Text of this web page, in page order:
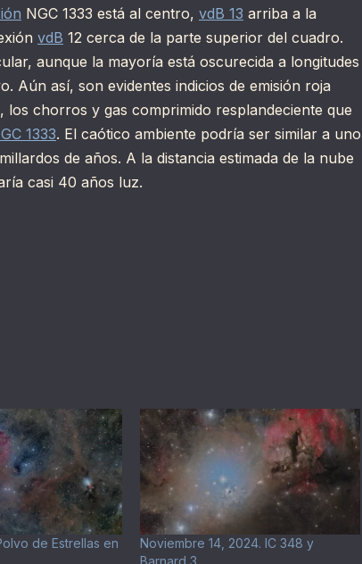
NGC 1333 está al centro, vdB 13 arriba a la
vdB 12 cerca de la parte superior del cuadro.
aunque la mayoría está oscurecida a longitudes
Aún así, son evidentes indicios de emisión roja
chorros y gas comprimido resplandeciente que
1333. El caótico ambiente podría ser similar a uno
de años. A la distancia estimada de la nube
casi 40 años luz.
de Estrellas en
Noviembre 14, 2024. IC 348 y